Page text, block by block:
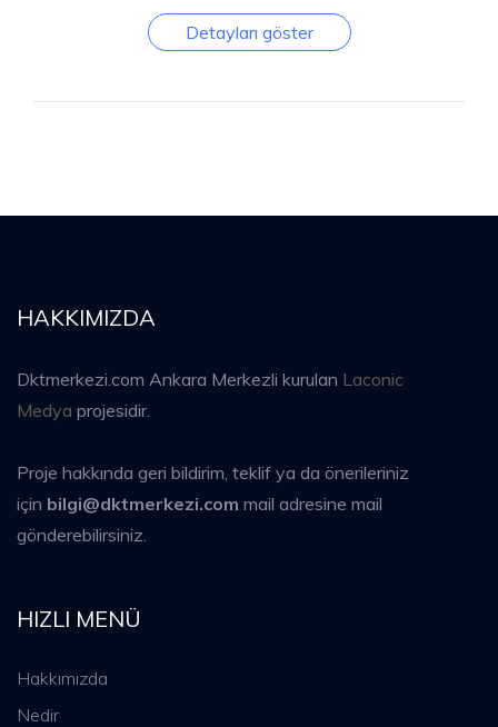
Detayları göster
HAKKIMIZDA
Dktmerkezi.com Ankara Merkezli kurulan Laconic
Medya projesidir.
Proje hakkında geri bildirim, teklif ya da önerileriniz
için bilgi@dktmerkezi.com mail adresine mail
gönderebilirsiniz.
HIZLI MENÜ
Hakkımızda
Nedir